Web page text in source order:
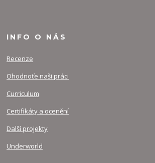
INFO O NÁS
Recenze
Ohodnoťe naši práci
Curriculum
Certifikáty a ocenění
Další projekty
Underworld